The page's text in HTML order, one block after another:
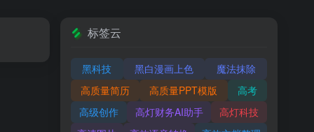
标签云
黑科技 黑白漫画上色
魔法抹除
高质量简历
高质量PPT模版
高考
高级创作
高灯财务AI助手
高灯科技